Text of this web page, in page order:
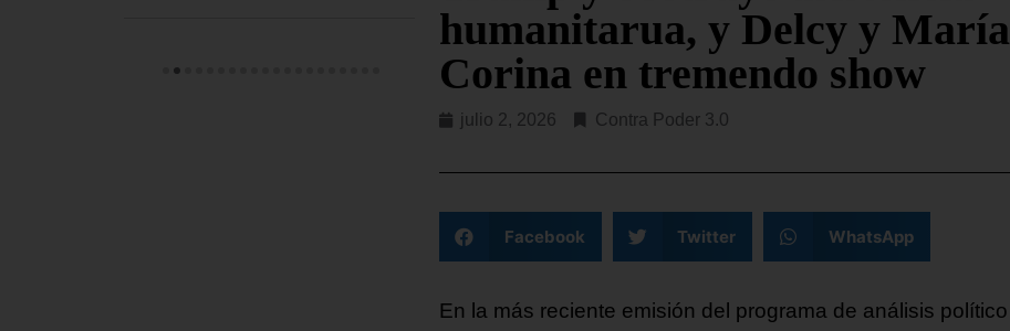
SEGUIR LEYENDO...
humanitarua, y Delcy y María
Corina en tremendo show
julio 2, 2026 Contra Poder 3.0
Facebook Twitter WhatsApp
En la más reciente emisión del programa de análisis político